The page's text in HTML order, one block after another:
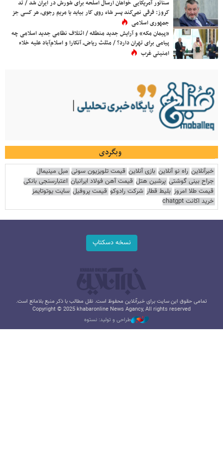
سناتور آمریکایی خواهان ارسال اسلحه برای شورش در ایران شد / تد
کروز: فرقی نمی‌کند پسر شاه روی کار بیاید یا مریم رجوی، هر کسی جز
جمهوری اسلامی
«پیمان مکه» و آرایش جدید منطقه / ائتلاف نظامی جدید اسلامی چه
پیامی برای تهران دارد؟ / مثلث ریاض، آنکارا و اسلام‌آباد علیه خلاء
امنیتی غرب
وبگردی
خبرآنلاین راه نو آنلاین بازی آنلاین قیمت تلویزیون سونی مبل مینیمال
جراح بینی گوشتی پرشین هتل قیمت آهن فولاد ایرانیان اعتبارسنجی بانکی
قیمت طلا امروز بلیط قطار شرکت رادوکو قیمت پروفیل سایت یوتوتایمز
خرید اکانت chatgpt
نسخه دسکتاپ
تمامی حقوق این سایت برای خبرآنلاین محفوظ است. نقل مطالب با ذکر منبع بلامانع است.
Copyright © 2025 khabaronline News Agancy, All rights reserved
طراحی و تولید: نستوه